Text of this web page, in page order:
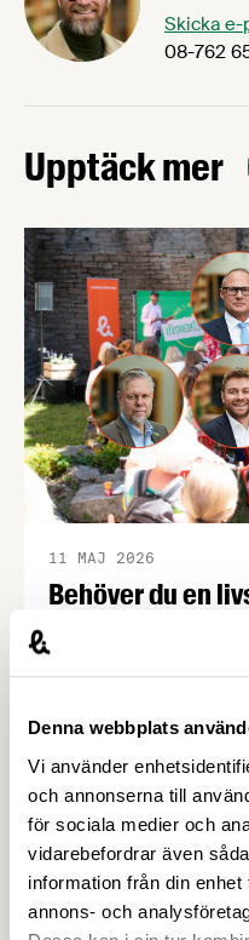
Denna webbplats
Vi använder
och annonserna till
för sociala medier och
vidarebefordrar även
information från din
annons- och
Skicka
08-762
Upptäck mer
Behöver du en
Almedalen? –
11 MAJ 2026
Livsmedelsföretagen
kompetensförsörjning
konkurrens och
är på plats i
av dig om du vill få in
debattglädje i ditt
Veckan efter